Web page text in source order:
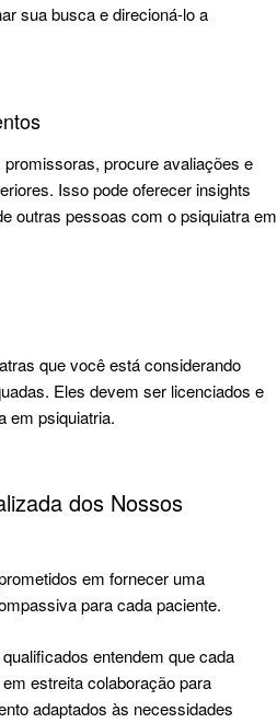
sua busca e direcioná-lo a
procure avaliações e
Isso pode oferecer insights
outras pessoas com o psiquiatra em
que você está considerando
Eles devem ser licenciados e
em psiquiatria.
dos Nossos
em fornecer uma
para cada paciente.
entendem que cada
estreita colaboração para
adaptados às necessidades